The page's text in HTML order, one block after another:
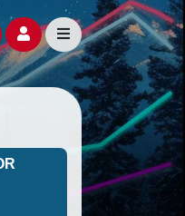
öffnenSeitennavigation